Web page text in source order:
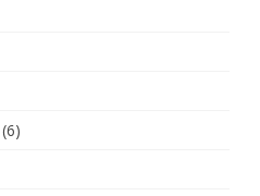
(6)